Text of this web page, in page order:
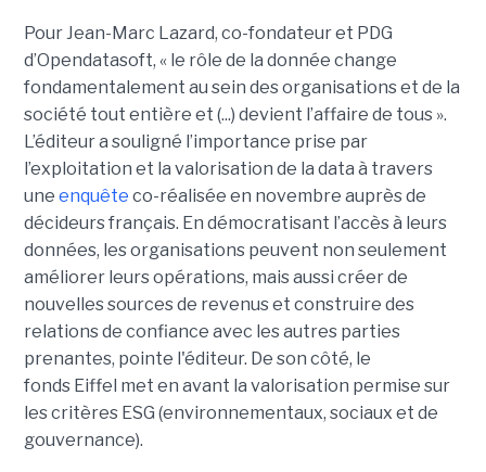
Pour Jean-Marc Lazard, co-fondateur et PDG
d’Opendatasoft, « le rôle de la donnée change
fondamentalement au sein des organisations et de la
société tout entière et (...) devient l’affaire de tous ».
L’éditeur a souligné l’importance prise par
l’exploitation et la valorisation de la data à travers
une enquête co-réalisée en novembre auprès de
décideurs français. En démocratisant l’accès à leurs
données, les organisations peuvent non seulement
améliorer leurs opérations, mais aussi créer de
nouvelles sources de revenus et construire des
relations de confiance avec les autres parties
prenantes, pointe l'éditeur. De son côté, le
fonds Eiffel met en avant la valorisation permise sur
les critères ESG (environnementaux, sociaux et de
gouvernance).